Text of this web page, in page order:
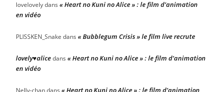
lovelovelydans « Heart no Kuni no Alice » : le film d’animation
en vidéo
PLISSKEN_Snake dans « Bubblegum Crisis » le film live recrute
lovely♥alicedans « Heart no Kuni no Alice » : le film d’animation
en vidéo
Nelly-chandans « Heart no Kuni no Alice » : le film d’animation